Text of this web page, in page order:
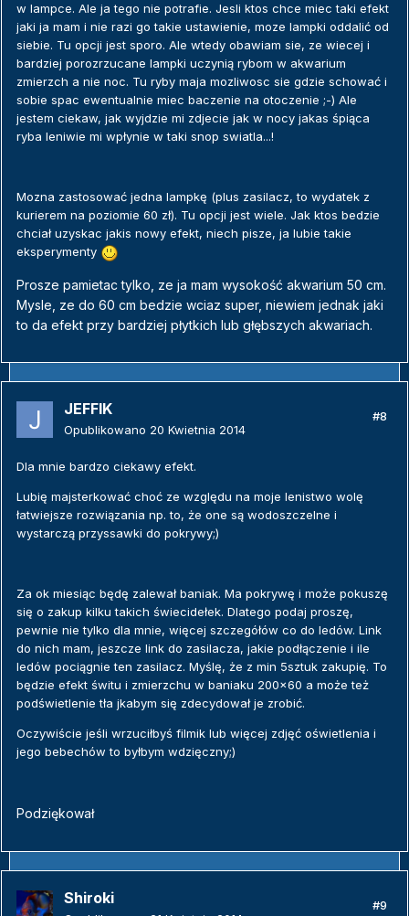
w lampce. Ale ja tego nie potrafie. Jesli ktos chce miec taki efekt
jaki ja mam i nie razi go takie ustawienie, moze lampki oddalić od
siebie. Tu opcji jest sporo. Ale wtedy obawiam sie, ze wiecej i
bardziej porozrzucane lampki uczynią rybom w akwarium
zmierzch a nie noc. Tu ryby maja mozliwosc sie gdzie schować i
sobie spac ewentualnie miec baczenie na otoczenie ;-) Ale
jestem ciekaw, jak wyjdzie mi zdjecie jak w nocy jakas śpiąca
ryba leniwie mi wpłynie w taki snop swiatla...!
Mozna zastosować jedna lampkę (plus zasilacz, to wydatek z
kurierem na poziomie 60 zł). Tu opcji jest wiele. Jak ktos bedzie
chciał uzyskac jakis nowy efekt, niech pisze, ja lubie takie
eksperymenty
Prosze pamietac tylko, ze ja mam wysokość akwarium 50 cm.
Mysle, ze do 60 cm bedzie wciaz super, niewiem jednak jaki
to da efekt przy bardziej płytkich lub głębszych akwariach.
JEFFIK
Opublikowano 20 Kwietnia 2014
#8
Dla mnie bardzo ciekawy efekt.
Lubię majsterkować choć ze względu na moje lenistwo wolę
łatwiejsze rozwiązania np. to, że one są wodoszczelne i
wystarczą przyssawki do pokrywy;)
Za ok miesiąc będę zalewał baniak. Ma pokrywę i może pokuszę
się o zakup kilku takich świecidełek. Dlatego podaj proszę,
pewnie nie tylko dla mnie, więcej szczegółów co do ledów. Link
do nich mam, jeszcze link do zasilacza, jakie podłączenie i ile
ledów pociągnie ten zasilacz. Myślę, że z min 5sztuk zakupię. To
będzie efekt świtu i zmierzchu w baniaku 200x60 a może też
podświetlenie tła jkabym się zdecydował je zrobić.
Oczywiście jeśli wrzuciłbyś filmik lub więcej zdjęć oświetlenia i
jego bebechów to byłbym wdzięczny;)
Podziękował
Shiroki #9